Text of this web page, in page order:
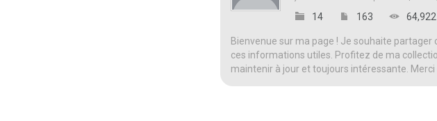
14 163 64,922
Bienvenue sur ma page ! Je souhaite
ces informations utiles. Profitez de ma
maintenir à jour et toujours intéressante.